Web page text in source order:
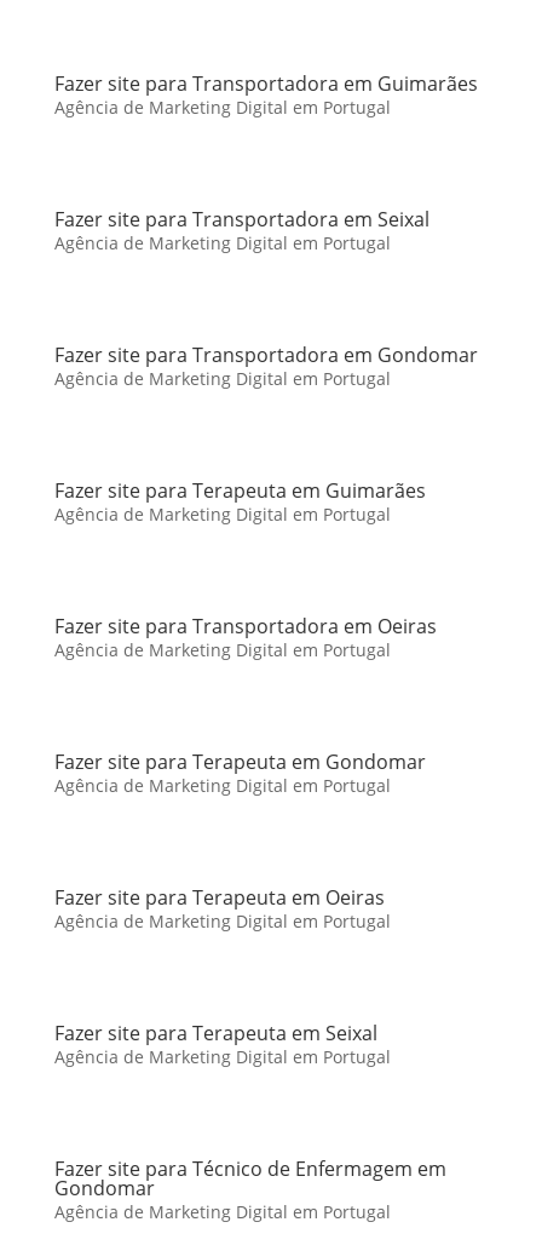
Fazer site para Transportadora em Guimarães
Agência de Marketing Digital em Portugal
Fazer site para Transportadora em Seixal
Agência de Marketing Digital em Portugal
Fazer site para Transportadora em Gondomar
Agência de Marketing Digital em Portugal
Fazer site para Terapeuta em Guimarães
Agência de Marketing Digital em Portugal
Fazer site para Transportadora em Oeiras
Agência de Marketing Digital em Portugal
Fazer site para Terapeuta em Gondomar
Agência de Marketing Digital em Portugal
Fazer site para Terapeuta em Oeiras
Agência de Marketing Digital em Portugal
Fazer site para Terapeuta em Seixal
Agência de Marketing Digital em Portugal
Fazer site para Técnico de Enfermagem em
Gondomar
Agência de Marketing Digital em Portugal